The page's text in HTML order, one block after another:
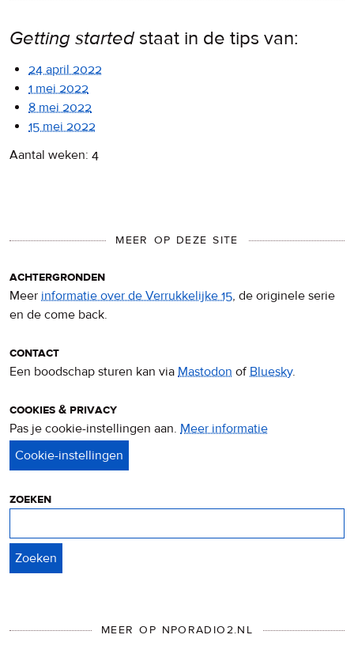
Getting startedstaat in de tips van:
24 april 2022
1 mei 2022
8 mei 2022
15 mei 2022
Aantal weken: 4
MEER OP DEZE SITE
achtergronden
Meer informatie over de Verrukkelijke 15, de originele serie
en de come back.
contact
Een boodschap sturen kan via Mastodon ofBluesky.
cookies & privacy
Pas je cookie-instellingen aan. Meer informatie
zoeken
MEER OP NPORADIO2.NL